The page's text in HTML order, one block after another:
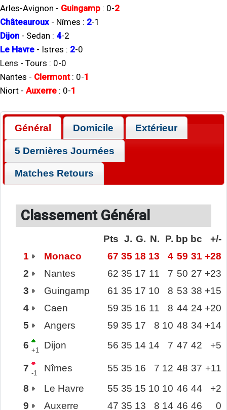
Arles-Avignon - Guingamp : 0-2
Châteauroux - Nîmes : 2-1
Dijon - Sedan : 4-2
Le Havre - Istres : 2-0
Lens - Tours : 0-0
Nantes - Clermont: 0-1
Niort - Auxerre : 0-1
Général Domicile Extérieur
5 Dernières Journées
Matches Retours
Classement Général
Pts J. G. N. P. bp bc
+/-
1
Monaco 67 35 18 13 4 59 31 +28
2
Nantes 62 35 17 11 7 50 27 +23
3
Guingamp 61 35 17 10 8 53 38 +15
4
Caen 59 35 16 11 8 44 24 +20
5
Angers 59 35 17 8 10 48 34 +14
6 +1 Dijon 56 35 14 14 7 47 42 +5
7 -1 Nîmes 55 35 16 7 12 48 37 +11
8
Le Havre 55 35 15 10 10 46 44
+2
9
Auxerre 47 35 13 8 14 46 46
0